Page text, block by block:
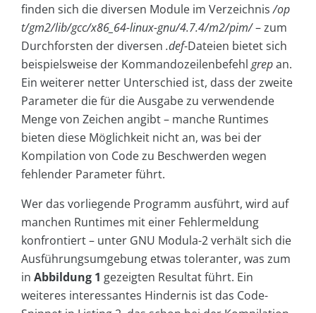
finden sich die diversen Module im Verzeichnis/op
t/gm2/lib/gcc/x86_64-linux-gnu/4.7.4/m2/pim/– zum
Durchforsten der diversen .def-Dateien bietet sich
beispielsweise der Kommandozeilenbefehl grepan.
Ein weiterer netter Unterschied ist, dass der zweite
Parameter die für die Ausgabe zu verwendende
Menge von Zeichen angibt – manche Runtimes
bieten diese Möglichkeit nicht an, was bei der
Kompilation von Code zu Beschwerden wegen
fehlender Parameter führt.
Wer das vorliegende Programm ausführt, wird auf
manchen Runtimes mit einer Fehlermeldung
konfrontiert – unter GNU Modula-2 verhält sich die
Ausführungsumgebung etwas toleranter, was zum
in Abbildung 1 gezeigten Resultat führt. Ein
weiteres interessantes Hindernis ist das Code-